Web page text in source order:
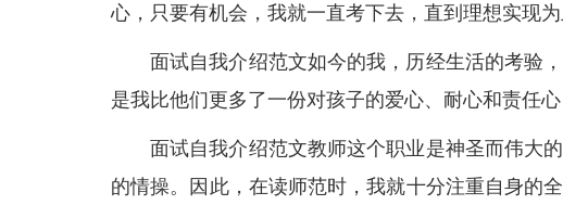
心，只要有机会，我就一直考下去，直到理想实现为
面试自我介绍范文如今的我，历经生活的考验
是我比他们更多了一份对孩子的爱心、耐心和责任
面试自我介绍范文教师这个职业是神圣而伟大
的情操。因此，在读师范时，我就十分注重自身的